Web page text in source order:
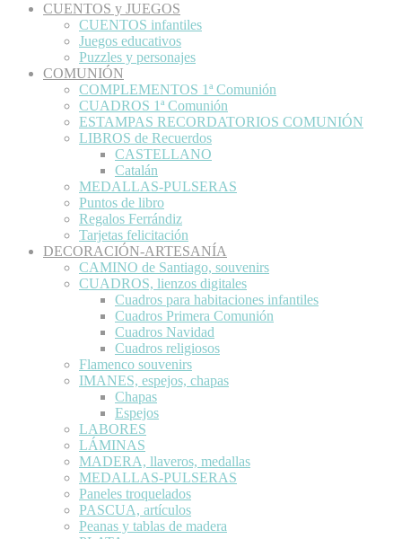
CUENTOS y JUEGOS
CUENTOS infantiles
Juegos educativos
Puzzles y personajes
COMUNIÓN
COMPLEMENTOS 1ª Comunión
CUADROS 1ª Comunión
ESTAMPAS RECORDATORIOS COMUNIÓN
LIBROS de Recuerdos
CASTELLANO
Catalán
MEDALLAS-PULSERAS
Puntos de libro
Regalos Ferrándiz
Tarjetas felicitación
DECORACIÓN-ARTESANÍA
CAMINO de Santiago, souvenirs
CUADROS, lienzos digitales
Cuadros para habitaciones infantiles
Cuadros Primera Comunión
Cuadros Navidad
Cuadros religiosos
Flamenco souvenirs
IMANES, espejos, chapas
Chapas
Espejos
LABORES
LÁMINAS
MADERA, llaveros, medallas
MEDALLAS-PULSERAS
Paneles troquelados
PASCUA, artículos
Peanas y tablas de madera